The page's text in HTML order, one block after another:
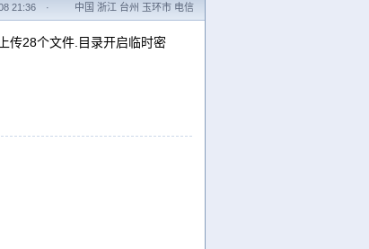
21:36 · 中国 浙江 台州 玉环市 电信
传28个文件.目录开启临时密